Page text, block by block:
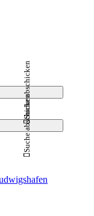
Suche abschicken
Suche abschicken